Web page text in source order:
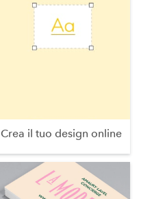
Crea il tuo design online